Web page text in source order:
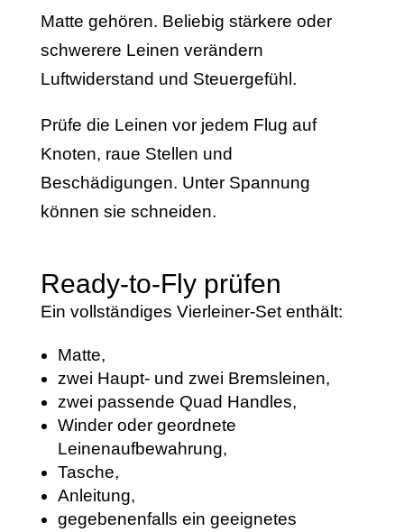
Matte gehören. Beliebig stärkere oder
schwerere Leinen verändern
Luftwiderstand und Steuergefühl.
Prüfe die Leinen vor jedem Flug auf
Knoten, raue Stellen und
Beschädigungen. Unter Spannung
können sie schneiden.
Ready-to-Fly prüfen
Ein vollständiges Vierleiner-Set enthält:
Matte,
zwei Haupt- und zwei Bremsleinen,
zwei passende Quad Handles,
Winder oder geordnete
Leinenaufbewahrung,
Tasche,
Anleitung,
gegebenenfalls ein geeignetes